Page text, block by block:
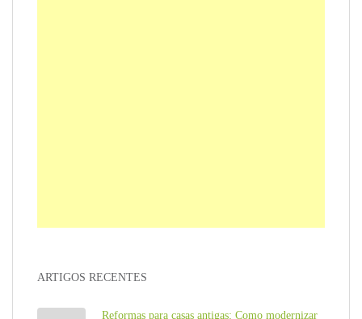
ARTIGOS RECENTES
Reformas para casas antigas: Como modernizar